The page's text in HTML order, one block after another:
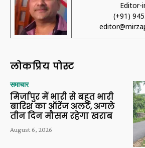
Editor-
(+91)
लोकप्रिय पोस्ट
समाचार
मिर्जापुर में भारी से बहुत भारी
बारिश का ऑरेंज अलर्ट, अगले
तीन दिन मौसम रहेगा खराब
August 6, 2026